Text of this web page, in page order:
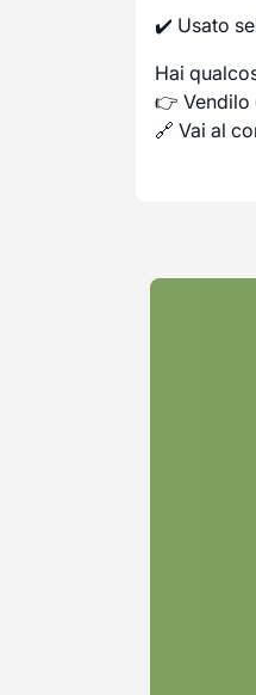
✔️ Usato
Hai
👉 Vendilo
🔗 Vai al